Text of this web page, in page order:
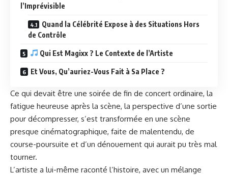
l’Imprévisible
Quand la Célébrité Expose à des Situations Hors
de Contrôle
Qui Est Magixx ? Le Contexte de l’Artiste
Et Vous, Qu’auriez-Vous Fait à Sa Place ?
Ce qui devait être une soirée de fin de concert ordinaire, la
fatigue heureuse après la scène, la perspective d’une sortie
pour décompresser, s’est transformée en une scène
presque cinématographique, faite de malentendu, de
course-poursuite et d’un dénouement qui aurait pu très mal
tourner.
L’artiste a lui-même raconté l’histoire, avec un mélange